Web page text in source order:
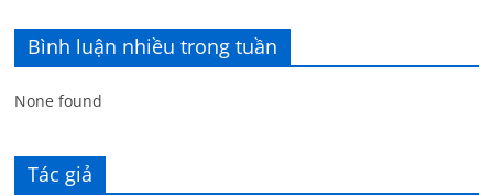
Bình luận nhiều trong tuần
None found
Tác giả